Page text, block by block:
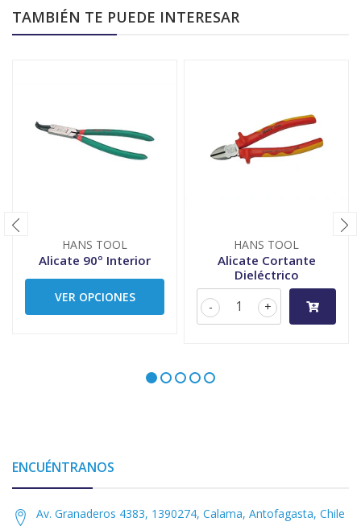
TAMBIÉN TE PUEDE INTERESAR
HANS TOOL
Alicate 90º Interior
VER OPCIONES
HANS TOOL
Alicate Cortante
Dieléctrico
+
-
ENCUÉNTRANOS
Av. Granaderos 4383, 1390274, Calama, Antofagasta, Chile